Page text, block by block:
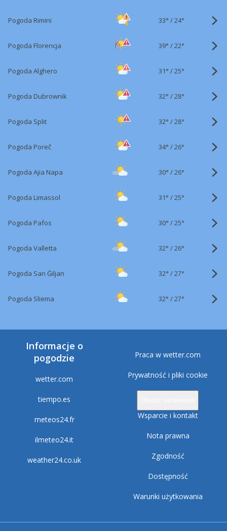
Pogoda Rimini 33° /24°
Pogoda Florencja 39° /22°
Pogoda Alghero 31° /25°
Pogoda Dubrownik 32° /28°
Pogoda Split 32° /28°
Pogoda Poreč 34° /26°
Pogoda Ajia Napa 30° /26°
Pogoda Limassol 31° /25°
Pogoda Pafos 30° /25°
Pogoda Valletta 32° /26°
Pogoda San Ġiljan 32° /27°
Pogoda Sliema 32° /27°
Informacje o
pogodzie
wetter.com
tiempo.es
meteos24.fr
ilmeteo24.it
weather24.co.uk
Praca w wetter.com
Prywatność i pliki cookie
Wsparcie i kontakt
Nota prawna
Zgodność
Dostępność
Warunki użytkowania